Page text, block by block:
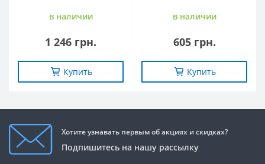
в наличии
1 246 грн.
Купить
в наличии
605 грн.
Купить
Хотите узнавать первым об акциях и скидках?
Подпишитесь на нашу рассылку